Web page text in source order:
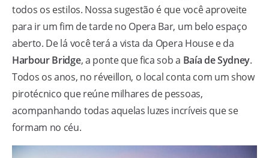
todos os estilos. Nossa sugestão é que você aproveite
para ir um fim de tarde no Opera Bar, um belo espaço
aberto. De lá você terá a vista da Opera House e da
Harbour Bridge, a ponte que fica sob a Baía de Sydney.
Todos os anos, no réveillon, o local conta com um show
pirotécnico que reúne milhares de pessoas,
acompanhando todas aquelas luzes incríveis que se
formam no céu.